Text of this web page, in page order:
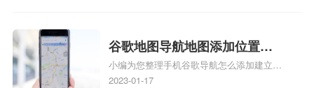
地图标注服务中心铺招牌相关地图标注知
识，详情可查看下方正文！
谷歌地图导航地图添加位置？
添加谷歌地图导航位置？
小编为您整理手机谷歌导航怎么添加建立多
人位置、如何在地图，谷歌地图添加公司位
2023-01-17